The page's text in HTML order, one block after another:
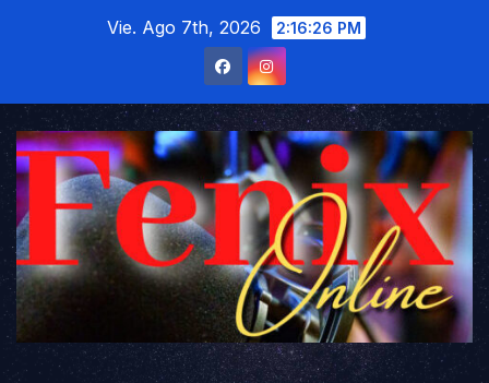
Vie. Ago 7th, 2026 2:16:27 PM